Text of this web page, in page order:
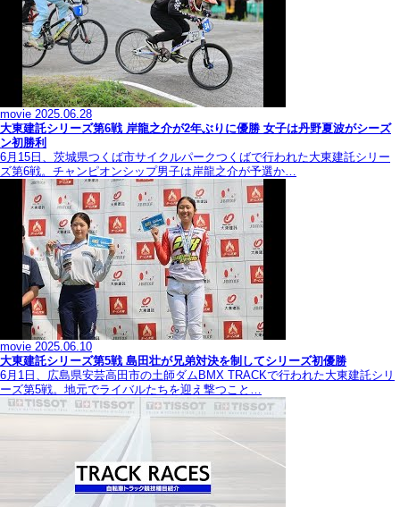
movie 2025.06.28
大東建託シリーズ第6戦 岸龍之介が2年ぶりに優勝 女子は丹野夏波がシーズ
ン初勝利
6月15日、茨城県つくば市サイクルパークつくばで行われた大東建託シリー
ズ第6戦。チャンピオンシップ男子は岸龍之介が予選か…
movie 2025.06.10
大東建託シリーズ第5戦 島田壮が兄弟対決を制してシリーズ初優勝
6月1日、広島県安芸高田市の土師ダムBMX TRACKで行われた大東建託シリ
ーズ第5戦。地元でライバルたちを迎え撃つこと…